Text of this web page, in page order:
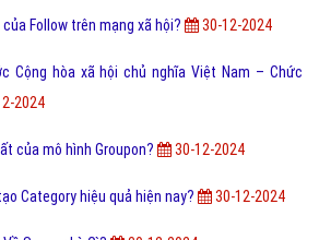
Follow trên mạng xã hội? 30-12-2024
Cộng hòa xã hội chủ nghĩa Việt Nam – Chức
2024
của mô hình Groupon? 30-12-2024
Category hiệu quả hiện nay? 30-12-2024